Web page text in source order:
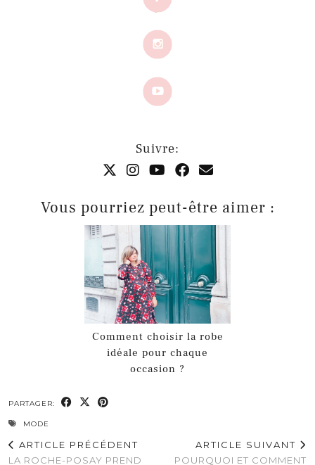
Suivre:
Vous pourriez peut-être aimer :
Comment choisir la robe
idéale pour chaque
occasion ?
PARTAGER:
MODE
ARTICLE PRÉCÉDENT
LA ROCHE-POSAY PREND
ARTICLE SUIVANT
POURQUOI ET COMMENT